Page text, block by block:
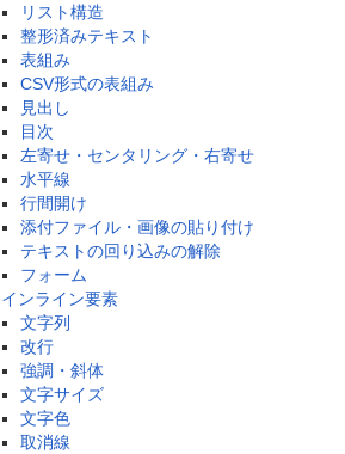
リスト構造
整形済みテキスト
表組み
CSV形式の表組み
見出し
目次
左寄せ・センタリング・右寄せ
水平線
行間開け
添付ファイル・画像の貼り付け
テキストの回り込みの解除
フォーム
インライン要素
文字列
改行
強調・斜体
文字サイズ
文字色
取消線